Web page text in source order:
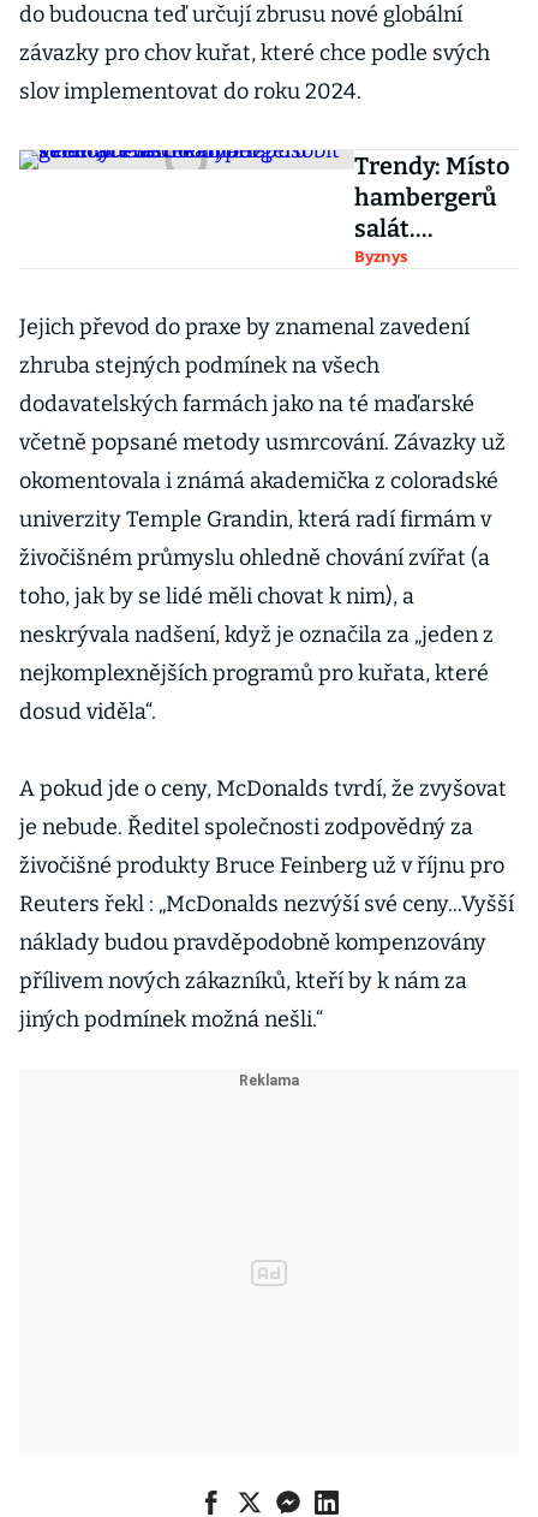
do budoucna teď určují zbrusu nové globální
závazky pro chov kuřat, které chce podle svých
slov implementovat do roku 2024.
Trendy: Místo
hambergerů
salát.
Jídelníček
generace se
mění,
musí i
fastfoody
Byznys
Jejich převod do praxe by znamenal zavedení
zhruba stejných podmínek na všech
dodavatelských farmách jako na té maďarské
včetně popsané metody usmrcování. Závazky už
okomentovala i známá akademička z coloradské
univerzity Temple Grandin, která radí firmám v
živočišném průmyslu ohledně chování zvířat (a
toho, jak by se lidé měli chovat k nim), a
neskrývala nadšení, když je označila za „jeden z
nejkomplexnějších programů pro kuřata, které
dosud viděla“.
A pokud jde o ceny, McDonalds tvrdí, že zvyšovat
je nebude. Ředitel společnosti zodpovědný za
živočišné produkty Bruce Feinberg už v říjnu pro
Reuters řekl : „McDonalds nezvýší své ceny...Vyšší
náklady budou pravděpodobně kompenzovány
přílivem nových zákazníků, kteří by k nám za
jiných podmínek možná nešli.“